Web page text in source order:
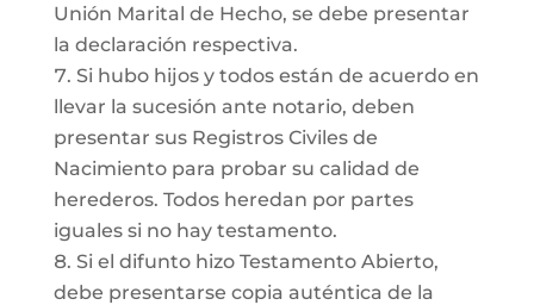
Unión Marital de Hecho, se debe presentar
la declaración respectiva.
Si hubo hijos y todos están de acuerdo en
llevar la sucesión ante notario, deben
presentar sus Registros Civiles de
Nacimiento para probar su calidad de
herederos. Todos heredan por partes
iguales si no hay testamento.
Si el difunto hizo Testamento Abierto,
debe presentarse copia auténtica de la